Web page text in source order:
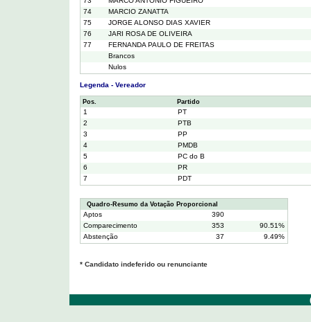
74
MARCIO ZANATTA
75
JORGE ALONSO DIAS XAVIER
76
JARI ROSA DE OLIVEIRA
77
FERNANDA PAULO DE FREITAS
Brancos
Nulos
Legenda - Vereador
Pos. Partido
1
PT
2
PTB
3
PP
4
PMDB
5
PC do B
6
PR
7
PDT
Quadro-Resumo da Votação Proporcional
Aptos
390
Comparecimento
353
90.51%
Abstenção
37 9.49%
* Candidato indeferido ou renunciante